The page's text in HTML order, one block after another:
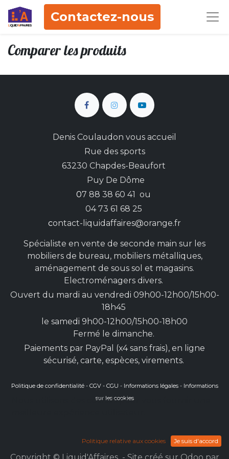
Contactez-nous
Comparer les produits
Denis Coulaudon vous accueil
Rue des sports
63230 Chapdes-Beaufort
Puy De Dôme
07 88 38 60 41 ou
04 73 61 68 25
contact-liquidaffaires@orange.fr
Spécialiste en vente de seconde main sur les
mobiliers de bureau, mobiliers métalliques,
aménagement de sous sol et magasins.
Electroménagers divers.
Ouvert du mardi au vendredi 09h00-12h00/15h00-
18h45
le samedi 9h00-12h00/15h00-18h00
Fermé le dimanche.
Paiements par PayPal (x4 sans frais), en ligne
sécurisé, carte, espèces, virements.
Politique de confidentialité- CGV - CGU - Informations légales- Informations
sur les cookies
Nous utilisons des cookies pour vous fournir une
Politique relative aux cookies Je suis d'accord